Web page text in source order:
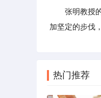
张明教授
加坚定的步伐
热门推荐